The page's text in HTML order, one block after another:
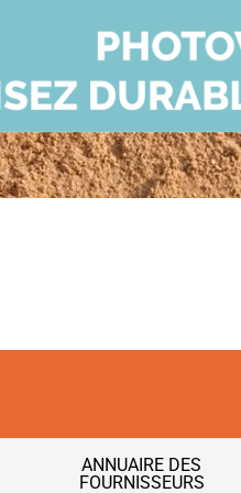
ANNUAIRE DES
FOURNISSEURS